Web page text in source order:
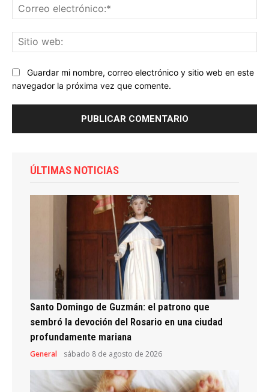
Guardar mi nombre, correo electrónico y sitio web en este
navegador la próxima vez que comente.
ÚLTIMAS NOTICIAS
Santo Domingo de Guzmán: el patrono que
sembró la devoción del Rosario en una ciudad
profundamente mariana
General sábado 8 de agosto de 2026